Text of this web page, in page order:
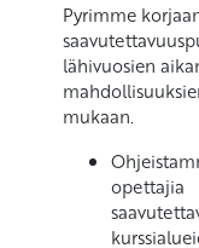
Pyrimme
lähivuosien
mukaan.
opettajia